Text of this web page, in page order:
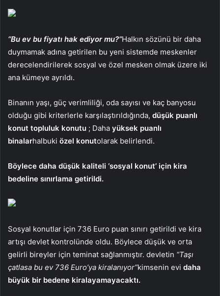
“Bu ev bu fiyatı hak ediyor mu?”Halkın sözünü bir daha
duymamak adına getirilen bu yeni sistemde meskenler
derecelendirilerek sosyal ve özel mesken olmak üzere iki
ana kümeye ayrıldı.
Binanın yaşı, güç verimliliği, oda sayısı ve kaç banyosu
olduğu gibi kriterlerle karşılaştırıldığında, düşük puanlı
konut topluluk konutu ; Daha yüksek puanlı
binalarhalbuki özel konutolarak belirlendi.
Böylece daha düşük kaliteli ‘sosyal konut’ için kira
bedeline sınırlama getirildi.
Sosyal konutlar için 736 Euro puan sınırı getirildi ve kira
artışı devlet kontrolünde oldu. Böylece düşük ve orta
gelirli bireyler için teminat sağlanmıştır. devletin “Taşı
çatlasa bu ev 736 Euro’ya kiralanıyor”kimsenin evi daha
büyük bir bedene kiralayamayacaktı.